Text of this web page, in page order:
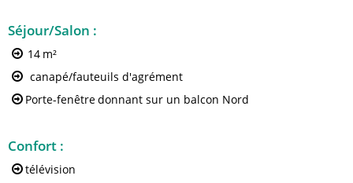
Séjour/Salon :
14 m²
canapé/fauteuils d'agrément
Porte-fenêtredonnant sur un balcon Nord
Confort :
télévision